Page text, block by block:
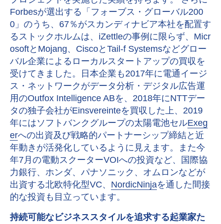
Forbesが選出する「フォーブス・グローバル200
0」のうち、67％がスカンディナビア本社を配置す
るストックホルムは、iZettleの事例に限らず、Micr
osoftとMojang、CiscoとTail-f Systemsなどグロー
バル企業によるローカルスタートアップの買収を
受けてきました。日本企業も2017年に電通イージ
ス・ネットワークがデータ分析・デジタル広告運
用のOutfox Intelligence ABを、2018年にNTTデー
タの独子会社がEinsvereinteを買収した上、2019
年にはソフトバンクグループの太陽電池セルExeg
erへの出資及び戦略的パートナーシップ締結と近
年動きが活発化しているように見えます。また今
年7月の電動スクーターVOIへの投資など、国際協
力銀行、ホンダ、パナソニック、オムロンなどが
出資する北欧特化型VC、 NordicNinjaを通した間接
的な投資も目立っています。
持続可能なビジネススタイルを追求する起業家た